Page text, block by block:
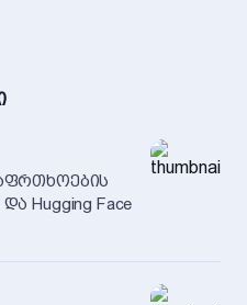
Hugging Face